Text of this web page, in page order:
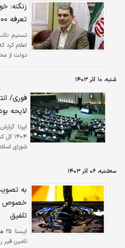
زنگنه:
تعرفه ۱۰۰ درصدی معاف هستند
تسنیم:
اعلام کرد
شنبه، ۱۰ آذر ۱۴۰۳
فوری/
لایحه بودجه ۱۴۰۴+
ایرنا:
شورای
سه‌شنبه، ۰۶ آذر ۱۴۰۳
به
خصوص
تلفیق
ايسنا:
تامین قیر